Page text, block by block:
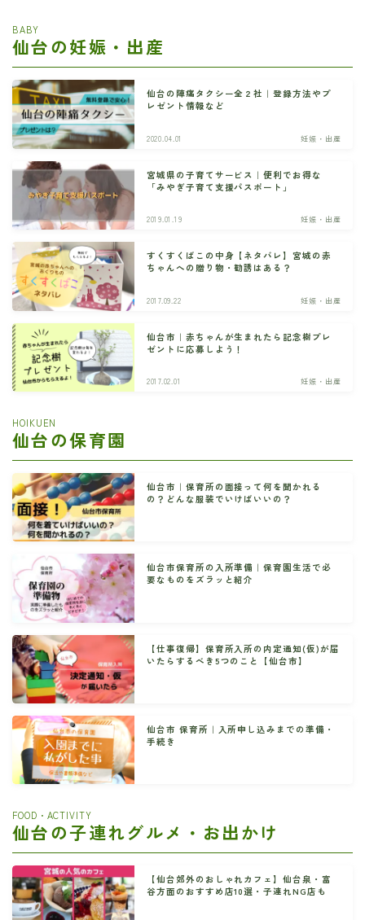
BABY
仙台の妊娠・出産
仙台の陣痛タクシー全２社｜登録方法やプ
レゼント情報など
2020.04.01 妊娠・出産
宮城県の子育てサービス｜便利でお得な
「みやぎ子育て支援パスポート」
2019.01.19 妊娠・出産
すくすくばこの中身【ネタバレ】宮城の赤
ちゃんへの贈り物・勧誘はある？
2017.09.22 妊娠・出産
仙台市｜赤ちゃんが生まれたら記念樹プレ
ゼントに応募しよう！
2017.02.01 妊娠・出産
HOIKUEN
仙台の保育園
仙台市｜保育所の面接って何を聞かれる
の？どんな服装でいけばいいの？
仙台市保育所の入所準備｜保育園生活で必
要なものをズラッと紹介
【仕事復帰】保育所入所の内定通知(仮)が届
いたらするべき5つのこと【仙台市】
仙台市 保育所｜入所申し込みまでの準備・
手続き
FOOD・ACTIVITY
仙台の子連れグルメ・お出かけ
【仙台郊外のおしゃれカフェ】仙台泉・富
谷方面のおすすめ店10選・子連れNG店も